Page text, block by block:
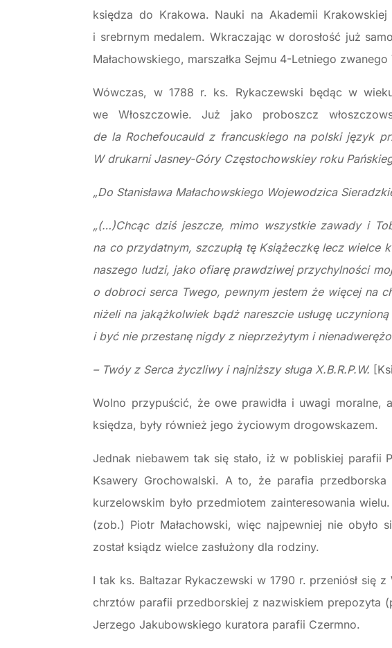
księdza do Krakowa. Nauki na Akademii
i srebrnym medalem. Wkraczając w dorosłość już
Małachowskiego, marszałka Sejmu 4-Letniego
Wówczas, w 1788 r. ks. Rykaczewski będąc w
we Włoszczowie. Już jako proboszcz
de la Rochefoucauld z francuskiego na polski język
W drukarni Jasney-Góry Częstochowskiey roku
„Do Stanisława Małachowskiego Wojewodzica
„(…)Chcąc dziś jeszcze, mimo wszystkie zawady i
na co przydatnym, szczupłą tę Książeczkę lecz wielce
naszego ludzi, jako ofiarę prawdziwej przychylności
o dobroci serca Twego, pewnym jestem że więcej na
niżeli na jakążkolwiek bądż nareszcie usługę
i być nie przestanę nigdy z nieprzeżytym i
– Twóy z Serca życzliwy i najniższy sługa X.B.R.P.W.
Wolno przypuścić, że owe prawidła i uwagi moralne,
księdza, były również jego życiowym drogowskazem.
Jednak niebawem tak się stało, iż w pobliskiej parafii
Ksawery Grochowalski. A to, że parafia
kurzelowskim było przedmiotem zainteresowania
(zob.) Piotr Małachowski, więc najpewniej nie
został ksiądz wielce zasłużony dla rodziny.
I tak ks. Baltazar Rykaczewski w 1790 r. przeniósł się
chrztów parafii przedborskiej z nazwiskiem prepozyta
Jerzego Jakubowskiego kuratora parafii Czermno.